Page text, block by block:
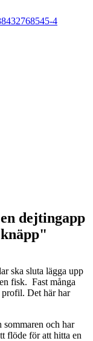
dejtingapp
ska sluta lägga upp
fisk. Fast många
profil. Det här har
och har
flöde för att hitta en